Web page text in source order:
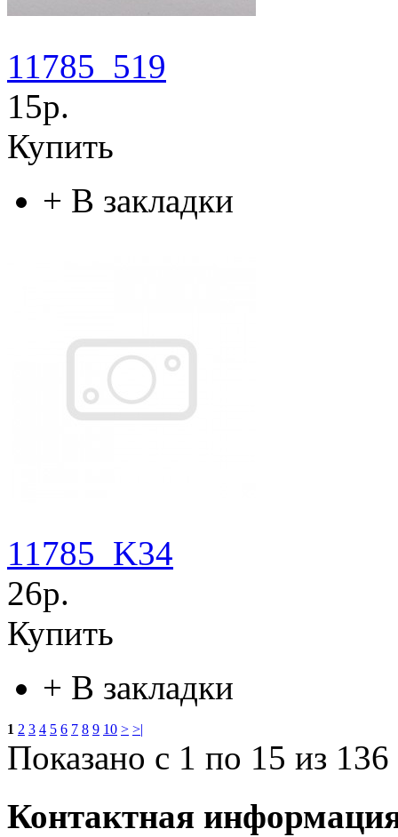
11785_519
15р.
Купить
+ В закладки
11785_K34
26р.
Купить
+ В закладки
1 2 3 4 5 6 7 8 9 10 > >|
Показано с 1 по 15 из
Контактная